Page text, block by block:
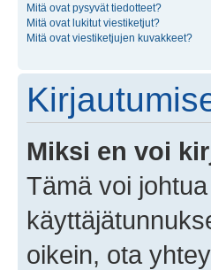
Mitä ovat pysyvät tiedotteet?
Mitä ovat lukitut viestiketjut?
Mitä ovat viestiketjujen kuvakkeet?
Miksi en voi
Tämä voi
oikein, ota